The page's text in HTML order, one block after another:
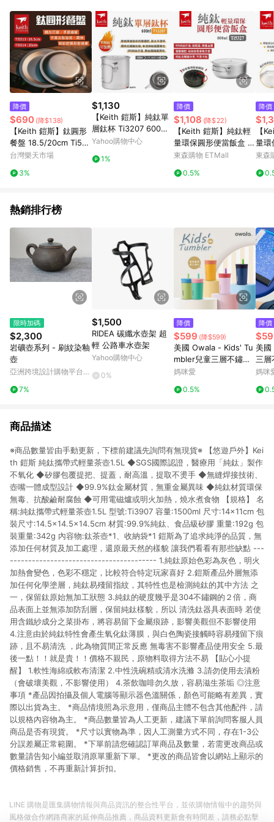
市場 45 天內完成訂單出貨及結帳，則不符合贈點資格。 (4) 如
使用APP、或中途瀏覽比價網、回饋網、Google等其他網頁、或
由網頁版(電腦版/手機版網頁)切換為App都將會造成追蹤中斷而
無法進行 LINE POINTS 回饋。 (5) LINE 購物為購物資訊整合性
平台，商品資料更新會有時間差，如顯示之商品規格、顏色、價
位、贈品與台灣樂天市場銷售網頁不符，以銷售網頁標示為準。
(6) 導購訂單已逾 365 天，根據台灣樂天回饋規定，逾期訂單將
點數回饋或點數回饋有爭議，台灣樂天市場保有更改條款與法律
追訴之權利，活動詳情以樂天市場網站公告為準。
降價
$690 (降$138)
【Keith 鎧斯】鈦圓形
餐盤 18.5/20cm Ti551
3/4 鈦盤 餐具 美學餐
台灣樂天市場
3%
$1,130
【Keith 鎧斯】純鈦單
層鈦杯 Ti3207 600ml
可明火 泡麵杯 露營 悠
Yahoo購物中心
1%
降價
$1,108 (降$22)
【Keith 鎧斯】純鈦輕
量環保圓形便當飯盒 8
00ml Ti5327 露營 悠
東森購物 ETMall
0.5%
降價
【
量環
悠遊
東森
熱銷排行榜
限時加碼
$2,300
岩礦壺系列 - 刷紋染釉
壺
亞洲跨境設計購物平台
7%
$1,500
RIDEA 碳纖水壺架 超
輕 公路車水壺架
Yahoo購物中心
0%
降價
$599 (降$599)
美國 Owala - Kids' Tu
mbler兒童三層不鏽鋼
｜矽膠吸管水壺｜12oz
媽咪愛
0.5%
降價
美國
三層
媽咪
商品描述
※商品數量皆由手動更新，下標前建議先詢問有無現貨※ 【悠遊戶外】Kei
th 鎧斯 純鈦攜帶式輕量茶壺1.5L ◆SGS國際認證，醫療用「純鈦」製作
不氧化 ◆矽膠包覆提把、提蓋，耐高溫，提取不燙手 ◆無縫焊接技術、
壺嘴一體成型設計 ◆99.9%鈦金屬材質，無重金屬異味 ◆純鈦材質環保
無毒、抗酸鹼耐腐蝕 ◆可用電磁爐或明火加熱，燒水煮食物 【規格】 名
稱:純鈦攜帶式輕量茶壺1.5L 型號:Ti3907 容量:1500ml 尺寸:14×11cm 包
裝尺寸:14.5×14.5×14.5cm 材質:99.9%純鈦、食品級矽膠 重量:192g 包
裝重量:342g 內容物:鈦茶壺*1、收納袋*1 鎧斯為了追求純淨的品質，無
添加任何材質及加工處理，還原最天然的樣貌 讓我們看看有那些缺點 ---
---------------------------------------- 1.純鈦原始色彩為灰色，明火
加熱會變色，色彩不穩定，比較符合特定玩家喜好 2.鎧斯產品外層無添
加任何化學塗層，純鈦易殘留指紋，其特性也是檢測純鈦的其中方法 之
一，保留鈦原始無加工狀態 3.純鈦的硬度幾乎是304不鏽鋼的２倍，商
品表面上並無添加防刮層，保留純鈦樣貌，所以 清洗鈦器具表面時 若使
用含鐵紗成分之菜掛布，將容易留下金屬痕跡，影響美觀但不影響使用
4.注意由於純鈦特性會產生氧化鈦薄膜，與白色陶瓷接觸時容易殘留下痕
跡，且不易清洗 ，此為物質間正常反應 無毒害不影響產品使用安全 5.最
後一點！！就是貴！！價格不親民，原物料取得方法不易 【貼心小提
醒】 1.軟性海綿或軟布清潔 2.中性洗碗精或清水洗滌 3.請勿使用去漬粉
（會破壞美觀，不影響使用） 4.茶飲咖啡勿久放，容易滋生茶垢 ◎注意
事項 *產品因拍攝及個人電腦等顯示器色溫關係，顏色可能略有差異，實
際以出貨為主。 *商品情境照為示意用，僅商品主體不包含其他配件，請
以規格內容物為主。 *商品數量皆為人工更新，建議下單前詢問客服人員
商品是否有現貨。 *尺寸以實物為準，因人工測量方式不同，存在1-3公
分誤差屬正常範圍。 *下單前請您確認訂單商品及數量，若需更改商品或
數量請告知小編並取消原單重新下單。 *更改的商品皆會以網站上顯示的
價格銷售，不再重新計算折扣。
LINE 購物是匯集購物情報與商品資訊的整合性平台，並依購物情報中的趨勢與
風格做合作網路商家的延伸商品推薦，商品資料更新會有時間差，請務必點擊